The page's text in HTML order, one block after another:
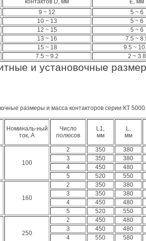
контактов D, мм
E, мм
9 ~ 12 5 ~ 6
10 ~ 13 5 ~ 6
12 ~ 15 5 ~ 6
13 ~ 16 7.5 ~
15 ~ 18 9.5 ~
7.5 ~ 9.2 2 ~ 3.8
и установочные
размеры и масса контакторов серии КТ 5000.
Номиналь-ный
ток, А
Число
полюсов
L1,
мм
L,
мм
100
2 350 380
3
350 380
4
450 480
5
520 550
160
2 350 380
3
350 380
4
450 480
5
520 550
250
2 450 480
3
450 480
4
550 580